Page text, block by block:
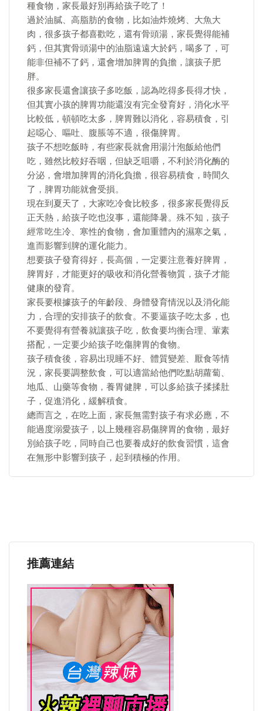
種食物，家長最好別再給孩子吃了！
過於油膩、高脂肪的食物，比如油炸燒烤、大魚大
肉，很多孩子都喜歡吃，還有骨頭湯，家長覺得能補
鈣，但其實骨頭湯中的油脂遠遠大於鈣，喝多了，可
能非但補不了鈣，還會增加脾胃的負擔，讓孩子肥
胖。
很多家長還會讓孩子多吃飯，認為吃得多長得才快，
但其實小孩的脾胃功能還沒有完全發育好，消化水平
比較低，頓頓吃太多，脾胃難以消化，容易積食，引
起噁心、嘔吐、腹脹等不適，很傷脾胃。
孩子不想吃飯時，有些家長就會用湯汁泡飯給他們
吃，雖然比較好吞咽，但缺乏咀嚼，不利於消化酶的
分泌，會增加脾胃的消化負擔，很容易積食，時間久
了，脾胃功能就會受損。
現在到夏天了，大家吃冷食比較多，很多家長覺得反
正天熱，給孩子吃也沒事，還能降暑。殊不知，孩子
經常吃生冷、寒性的食物，會加重體內的濕寒之氣，
進而影響到脾的運化能力。
想要孩子發育得好，長高個，一定要注意養好脾胃，
脾胃好，才能更好的吸收和消化營養物質，孩子才能
健康的發育。
家長要根據孩子的年齡段、身體發育情況以及消化能
力，合理的安排孩子的飲食。不要逼孩子吃太多，也
不要覺得有營養就讓孩子吃，飲食要均衡合理、葷素
搭配，一定要少給孩子吃傷脾胃的食物。
孩子積食後，容易出現睡不好、體質變差、厭食等情
況，家長要調整飲食，可以適當給他們吃點胡蘿蔔、
地瓜、山藥等食物，養胃健脾，可以多給孩子揉揉肚
子，促進消化，緩解積食。
總而言之，在吃上面，家長無需對孩子有求必應，不
能過度溺愛孩子，以上幾種容易傷脾胃的食物，最好
別給孩子吃，同時自己也要養成好的飲食習慣，這會
在無形中影響到孩子，起到積極的作用。
推薦連結